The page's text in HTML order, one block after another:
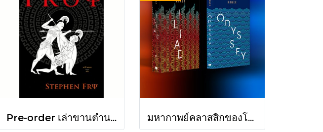
Pre-order เล่าขานตำนานสงครามกรุงทรอย Troy / Stephen Fry / อรสิริ พลเดช / สารคดี มหากาพย์คลาสสิกของโฮเมอร์ อีเลียด + โอดิสซีย์ 2 เล่ม Iliad & Odyssey / Homer / ต้นฉบับอังกฤษ: ซามูเอล บัตเลอร์/ผู้แปล ไอริสา ชั้นศิริ / ยิปซี Gypsy